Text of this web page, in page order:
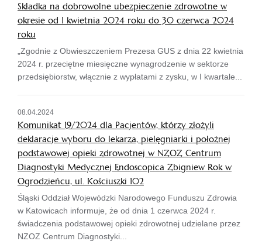
Składka na dobrowolne ubezpieczenie zdrowotne w
okresie od 1 kwietnia 2024 roku do 30 czerwca 2024
roku
„Zgodnie z Obwieszczeniem Prezesa GUS z dnia 22 kwietnia
2024 r. przeciętne miesięczne wynagrodzenie w sektorze
przedsiębiorstw, włącznie z wypłatami z zysku, w I kwartale...
08.04.2024
Komunikat 19/2024 dla Pacjentów, którzy złożyli
deklaracje wyboru do lekarza, pielęgniarki i położnej
podstawowej opieki zdrowotnej w NZOZ Centrum
Diagnostyki Medycznej Endoscopica Zbigniew Rok w
Ogrodzieńcu, ul. Kościuszki 102
Śląski Oddział Wojewódzki Narodowego Funduszu Zdrowia
w Katowicach informuje, że od dnia 1 czerwca 2024 r.
świadczenia podstawowej opieki zdrowotnej udzielane przez
NZOZ Centrum Diagnostyki...